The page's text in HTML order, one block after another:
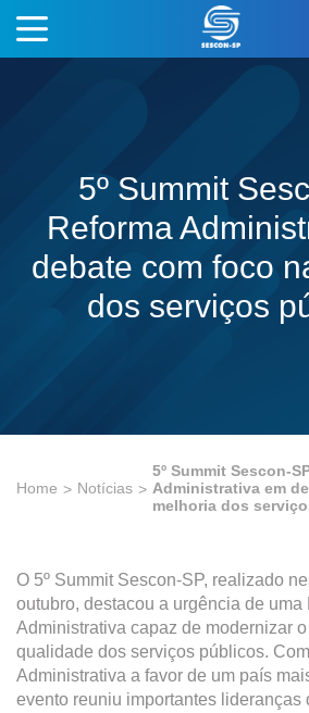
5º Summit
Reforma
debate com foco
dos serviços
Home Notícias
5º Summit Sescon-
Administrativa em
melhoria dos
O 5º Summit Sescon-SP, realizado
outubro, destacou a urgência de uma
Administrativa capaz de modernizar
qualidade dos serviços públicos.
Administrativa a favor de um país
evento reuniu importantes lideranças